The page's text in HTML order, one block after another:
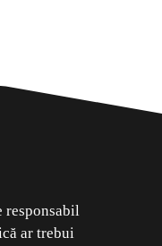
responsabil
ar trebui